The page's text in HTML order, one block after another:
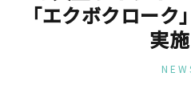
「エクボクロー
実施